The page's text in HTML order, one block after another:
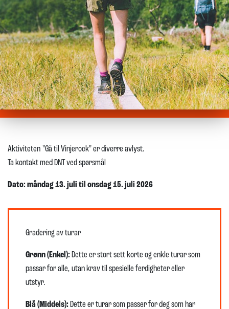
Aktiviteten "Gå til Vinjerock" er diverre avlyst.
Ta kontakt med DNT ved spørsmål
Dato: måndag 13. juli til onsdag 15. juli 2026
Gradering av turar
Grønn (Enkel):Dette er stort sett korte og enkle turar som
passar for alle, utan krav til spesielle ferdigheter eller
utstyr.
Blå (Middels):Dette er turar som passer for deg som har